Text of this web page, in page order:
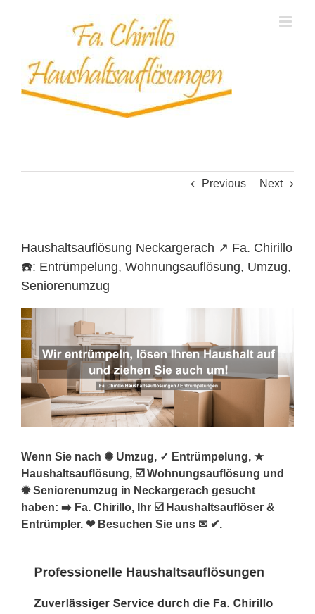
Previous Next
Haushaltsauflösung Neckargerach ↗️ Fa. Chirillo
☎️: Entrümpelung, Wohnungsauflösung, Umzug,
Seniorenumzug
Wenn Sie nach ✺ Umzug, ✓ Entrümpelung, ★
Haushaltsauflösung, ☑️ Wohnungsauflösung und
✹ Seniorenumzug in Neckargerach gesucht
haben: ➡️ Fa. Chirillo, Ihr ☑️ Haushaltsauflöser &
Entrümpler. ❤ Besuchen Sie uns ✉ ✔.